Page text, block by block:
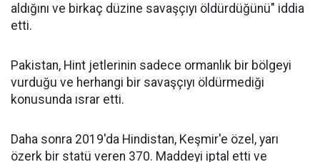
aldığını ve birkaç düzine savaşçıyı öldürdüğünü" iddia
etti.
Pakistan, Hint jetlerinin sadece ormanlık bir bölgeyi
vurduğu ve herhangi bir savaşçıyı öldürmediği
konusunda ısrar etti.
Daha sonra 2019'da Hindistan, Keşmir'e özel, yarı
özerk bir statü veren 370. Maddeyi iptal etti ve